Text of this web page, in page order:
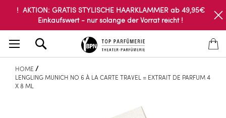
! AKTION: GRATIS STYLISCHE HAARKLAMMER ab 49,95€
Einkaufswert - nur solange der Vorrat reicht !
HOME
LENGLING MUNICH NO 6 À LA CARTE TRAVEL = EXTRAIT DE PARFUM 4
X 8 ML